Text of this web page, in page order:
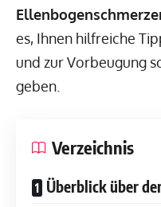
es, Ihnen hilfreiche
und zur Vorbeugung
geben.
Verzeichnis
Überblick über